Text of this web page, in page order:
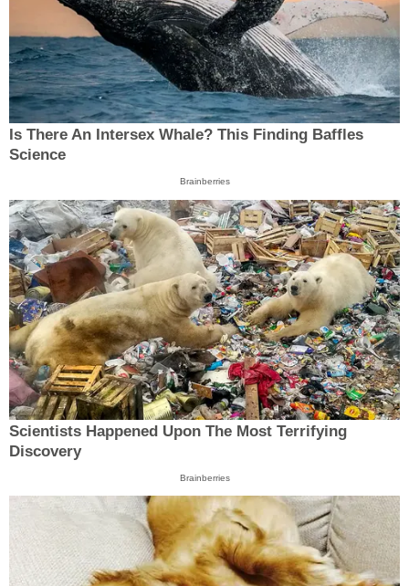
Is There An Intersex Whale? This Finding Baffles
Science
Brainberries
Scientists Happened Upon The Most Terrifying
Discovery
Brainberries